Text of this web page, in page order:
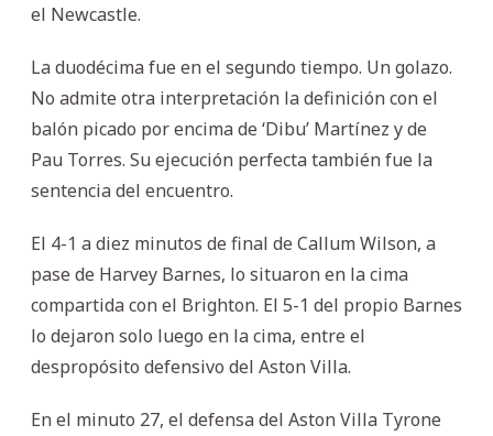
el Newcastle.
La duodécima fue en el segundo tiempo. Un golazo.
No admite otra interpretación la definición con el
balón picado por encima de ‘Dibu’ Martínez y de
Pau Torres. Su ejecución perfecta también fue la
sentencia del encuentro.
El 4-1 a diez minutos de final de Callum Wilson, a
pase de Harvey Barnes, lo situaron en la cima
compartida con el Brighton. El 5-1 del propio Barnes
lo dejaron solo luego en la cima, entre el
despropósito defensivo del Aston Villa.
En el minuto 27, el defensa del Aston Villa Tyrone